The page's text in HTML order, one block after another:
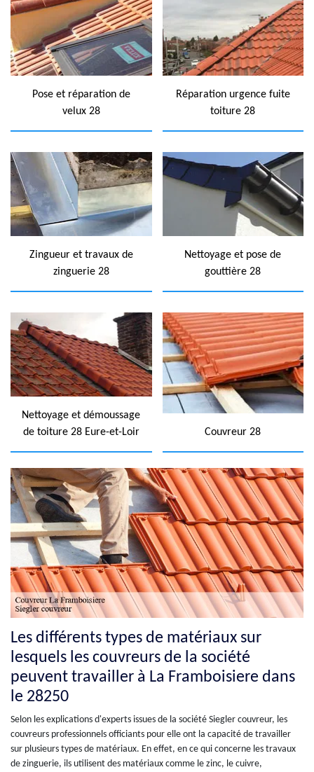
Pose et réparation de
velux 28
Réparation urgence fuite
toiture 28
Zingueur et travaux de
zinguerie 28
Nettoyage et pose de
gouttière 28
Nettoyage et démoussage
de toiture 28 Eure-et-Loir
Couvreur 28
Les différents types de matériaux sur
lesquels les couvreurs de la société
peuvent travailler à La Framboisiere dans
le 28250
Selon les explications d'experts issues de la société Siegler couvreur, les
couvreurs professionnels officiants pour elle ont la capacité de travailler
sur plusieurs types de matériaux. En effet, en ce qui concerne les travaux
de zinguerie, ils utilisent des matériaux comme le zinc, le cuivre,